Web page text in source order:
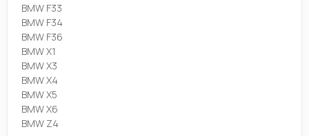
BMW F33
BMW F34
BMW F36
BMW X1
BMW X3
BMW X4
BMW X5
BMW X6
BMW Z4